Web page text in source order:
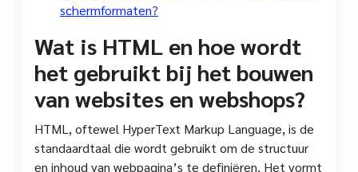
schermformaten?
Wat is HTML en hoe wordt
het gebruikt bij het bouwen
van websites en webshops?
HTML, oftewel HyperText Markup Language, is de
standaardtaal die wordt gebruikt om de structuur
en inhoud van webpagina’s te definiëren. Het vormt